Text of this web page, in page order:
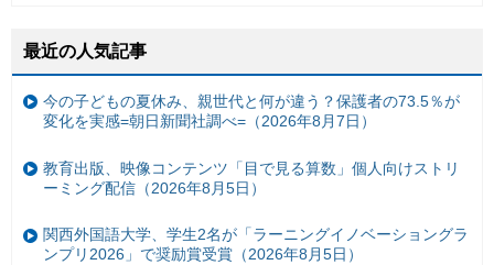
最近の人気記事
今の子どもの夏休み、親世代と何が違う？保護者の73.5％が
変化を実感=朝日新聞社調べ=（2026年8月7日）
教育出版、映像コンテンツ「目で見る算数」個人向けストリ
ーミング配信（2026年8月5日）
関西外国語大学、学生2名が「ラーニングイノベーショングラ
ンプリ2026」で奨励賞受賞（2026年8月5日）